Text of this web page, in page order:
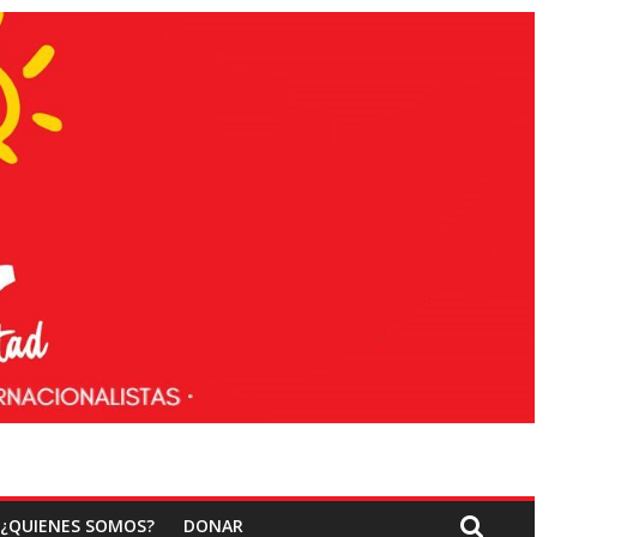
¿QUIENES SOMOS? DONAR